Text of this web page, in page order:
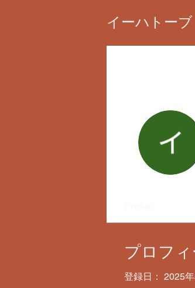
イーハトーブ
プロフ
登録日： 2025